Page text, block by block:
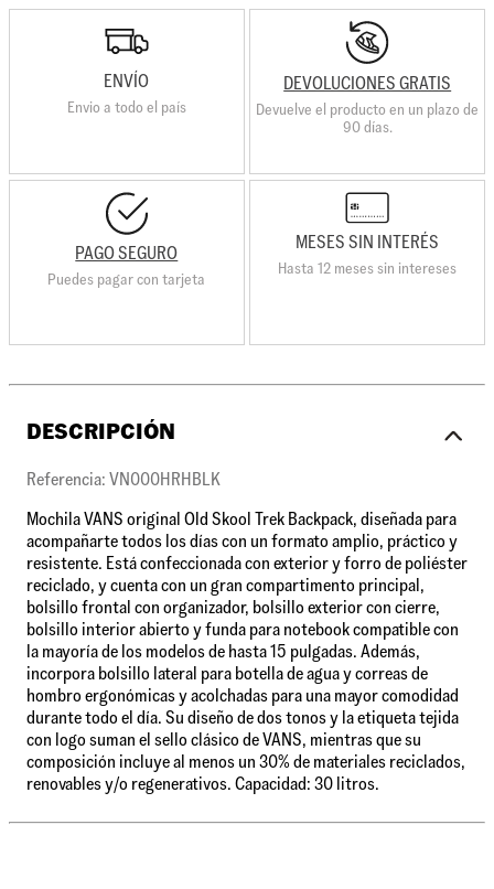
ENVÍO
Envio a todo el país
DEVOLUCIONES GRATIS
Devuelve el producto en un plazo de
90 días.
PAGO SEGURO
Puedes pagar con tarjeta
MESES SIN INTERÉS
Hasta 12 meses sin intereses
DESCRIPCIÓN
Referencia: VN000HRHBLK
Mochila VANS original Old Skool Trek Backpack, diseñada para
acompañarte todos los días con un formato amplio, práctico y
resistente. Está confeccionada con exterior y forro de poliéster
reciclado, y cuenta con un gran compartimento principal,
bolsillo frontal con organizador, bolsillo exterior con cierre,
bolsillo interior abierto y funda para notebook compatible con
la mayoría de los modelos de hasta 15 pulgadas. Además,
incorpora bolsillo lateral para botella de agua y correas de
hombro ergonómicas y acolchadas para una mayor comodidad
durante todo el día. Su diseño de dos tonos y la etiqueta tejida
con logo suman el sello clásico de VANS, mientras que su
composición incluye al menos un 30% de materiales reciclados,
renovables y/o regenerativos. Capacidad: 30 litros.